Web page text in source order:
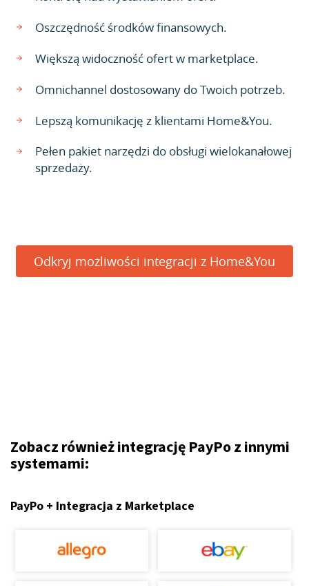
Oszczędność środków finansowych.
Większą widoczność ofert w marketplace.
Omnichannel dostosowany do Twoich potrzeb.
Lepszą komunikację z klientami Home&You.
Pełen pakiet narzędzi do obsługi wielokanałowej
sprzedaży.
Odkryj możliwości integracji z Home&You
Zobacz również integrację PayPo z innymi
systemami:
PayPo + Integracja z Marketplace